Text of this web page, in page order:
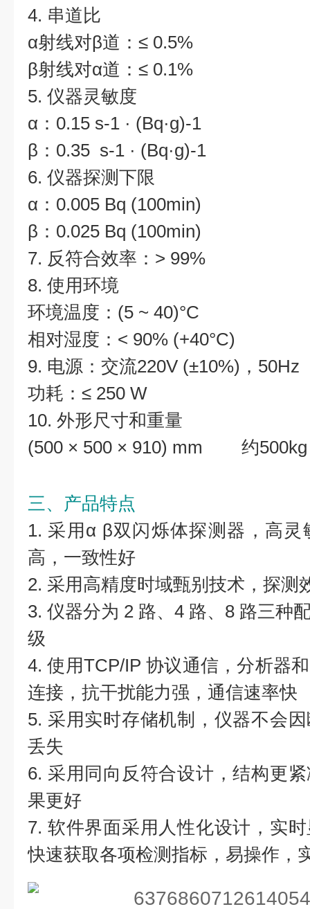
4. 串道比
α射线对β道：≤ 0.5%
β射线对α道：≤ 0.1%
5. 仪器灵敏度
α：0.15 s-1 · (Bq·g)-1
β：0.35 s-1 · (Bq·g)-1
6. 仪器探测下限
α：0.005 Bq (100min)
β：0.025 Bq (100min)
7. 反符合效率：> 99%
8. 使用环境
环境温度：(5 ~ 40)°C
相对湿度：< 90% (+40°C)
9. 电源：交流220V (±10%)，50Hz
功耗：≤ 250 W
10. 外形尺寸和重量
(500 × 500 × 910) mm 约500kg
三、产品特点
1. 采用α β双闪烁体探测器，高
高，一致性好
2. 采用高精度时域甄别技术，探测
3. 仪器分为 2 路、4 路、8 路三种
级
4. 使用TCP/IP 协议通信，分析器
连接，抗干扰能力强，通信速率快
5. 采用实时存储机制，仪器不会
丢失
6. 采用同向反符合设计，结构更
果更好
7. 软件界面采用人性化设计，实
快速获取各项检测指标，易操作，